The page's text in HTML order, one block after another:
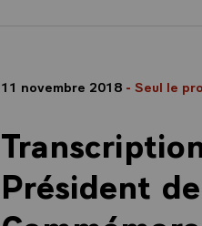
11 novembre 2018 - Seul le
Président